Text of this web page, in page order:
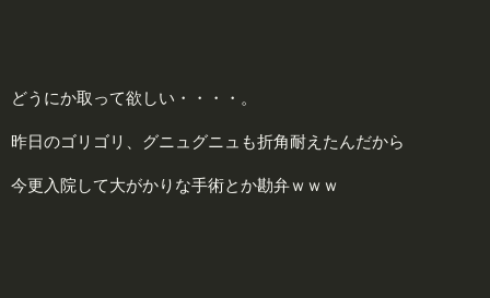
どうにか取って欲しい・・・・。
昨日のゴリゴリ、グニュグニュも折角耐えたんだから
今更入院して大がかりな手術とか勘弁ｗｗｗ